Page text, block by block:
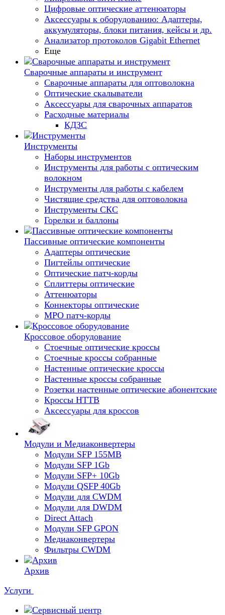
Цифровые оптические аттенюаторы
Аксессуары к оборудованию: Адаптеры,
аккумуляторы, блоки питания, кейсы и др.
Анализатор протоколов Gigabit Ethernet
Еще
Сварочные аппараты и инструмент
Сварочные аппараты для оптоволокна
Оптические скалыватели
Аксессуары для сварочных аппаратов
Расходные материалы
КДЗС
Инструменты
Наборы инструментов
Инструменты для работы с оптическим
волокном
Инструменты для работы с кабелем
Чистящие средства для оптоволокна
Инструменты СКС
Горелки и баллоны
Пассивные оптические компоненты
Адаптеры оптические
Пигтейлы оптические
Оптические патч-корды
Сплиттеры оптические
Аттенюаторы
Коннекторы оптические
MPO патч-корды
Кроссовое оборудование
Стоечные оптические кроссы
Стоечные кроссы собранные
Настенные оптические кроссы
Настенные кроссы собранные
Розетки настенные оптические абонентские
Кроссы HTTB
Аксессуары для кроссов
Модули и Медиаконвертеры
Модули SFP 155MB
Модули SFP 1Gb
Модули SFP+ 10Gb
Модули QSFP 40Gb
Модули для CWDM
Модули для DWDM
Direct Attach
Модули SFP GPON
Медиаконвертеры
Фильтры CWDM
Архив
Услуги